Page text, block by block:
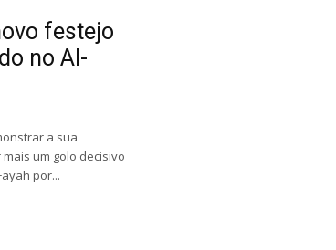
festejo
no Al-
a sua
um golo decisivo
por...